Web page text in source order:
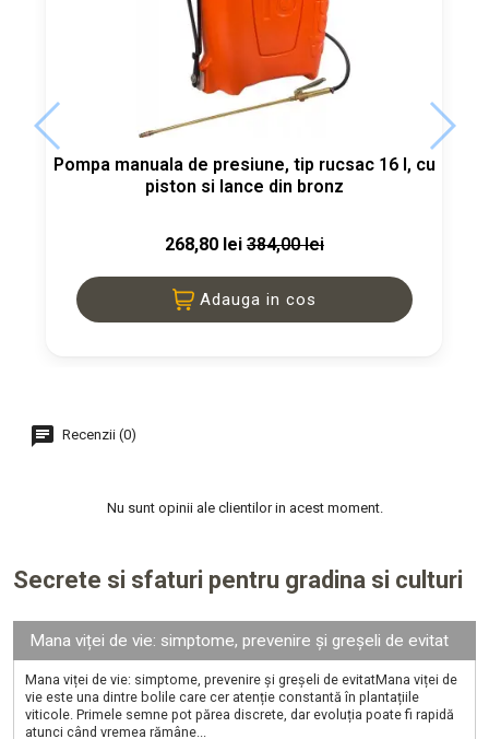
Pompa manuala de presiune, tip rucsac 16 l, cu
piston si lance din bronz
268,80 lei 384,00 lei
Adauga in cos
Recenzii (0)
Nu sunt opinii ale clientilor in acest moment.
Secrete si sfaturi pentru gradina si culturi
Mana viței de vie: simptome, prevenire și greșeli de evitat
Mana viței de vie: simptome, prevenire și greșeli de evitatMana viței de
vie este una dintre bolile care cer atenție constantă în plantațiile
viticole. Primele semne pot părea discrete, dar evoluția poate fi rapidă
atunci când vremea rămâne...